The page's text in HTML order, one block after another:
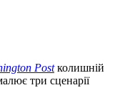
Postколишній
три сценарії